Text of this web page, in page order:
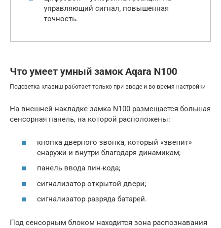
управляющий сигнал, повышенная
точность.
Что умеет умный замок Aqara N100
Подсветка клавиш работает только при вводе и во время настройки
На внешней накладке замка N100 размещается большая
сенсорная панель, на которой расположены:
кнопка дверного звонка, который «звенит»
снаружи и внутри благодаря динамикам;
панель ввода пин-кода;
сигнализатор открытой двери;
сигнализатор разряда батарей.
Под сенсорным блоком находится зона распознавания